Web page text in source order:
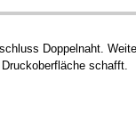
Doppelnaht.
schafft.